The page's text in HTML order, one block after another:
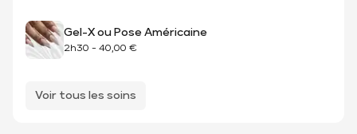
Gel-X ou Pose Américaine
2h30 - 40,00 €
Voir tous les soins